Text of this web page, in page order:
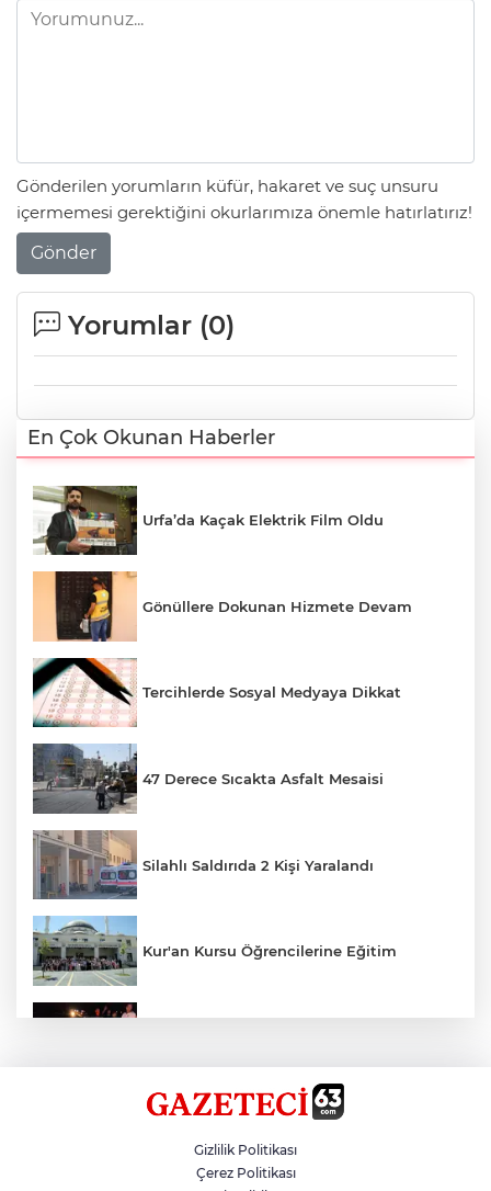
Gönderilen yorumların küfür, hakaret ve suç unsuru
içermemesi gerektiğini okurlarımıza önemle hatırlatırız!
Gönder
Yorumlar (0)
En Çok Okunan Haberler
Urfa’da Kaçak Elektrik Film Oldu
Gönüllere Dokunan Hizmete Devam
Tercihlerde Sosyal Medyaya Dikkat
47 Derece Sıcakta Asfalt Mesaisi
Silahlı Saldırıda 2 Kişi Yaralandı
Kur'an Kursu Öğrencilerine Eğitim
Siverek’te Mahmut Gülel Dönemi
Gizlilik Politikası
Çerez Politikası